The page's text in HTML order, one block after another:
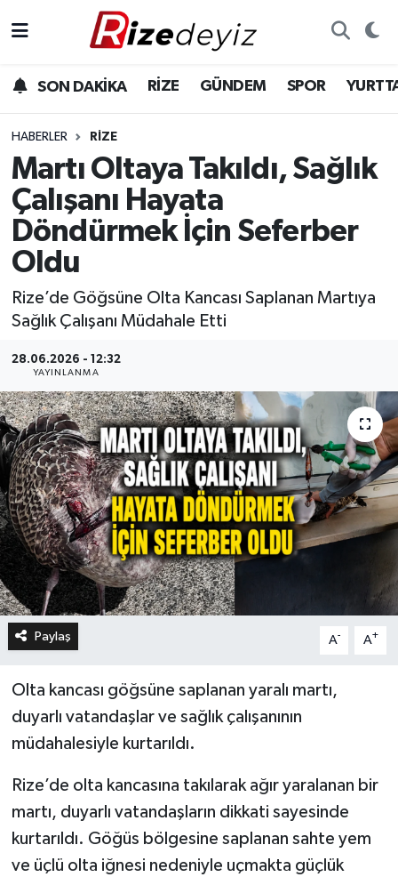
SON DAKİKA RİZE GÜNDEM SPOR
HABERLER RIZE
Martı Oltaya Takıldı, Sağlık
Çalışanı Hayata
Döndürmek İçin Seferber
Oldu
Rize’de Göğsüne Olta Kancası Saplanan Martıya
Sağlık Çalışanı Müdahale Etti
28.06.2026 - 12:32
YAYINLANMA
Paylaş A- A+
Olta kancası göğsüne saplanan yaralı martı,
duyarlı vatandaşlar ve sağlık çalışanının
müdahalesiyle kurtarıldı.
Rize’de olta kancasına takılarak ağır yaralanan bir
martı, duyarlı vatandaşların dikkati sayesinde
kurtarıldı. Göğüs bölgesine saplanan sahte yem
ve üçlü olta iğnesi nedeniyle uçmakta güçlük
Gündem
Yurttan Haberler
Ekonomi
Teknoloji
Sağlık
Rize Hava Durumu
Rize Trafik Yoğunluk Haritası
Süper Lig Puan Durumu ve Fikstür
Tüm Manşetler
Son Dakika Haberleri